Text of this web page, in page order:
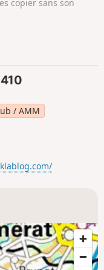
copier sans son
/ AMM